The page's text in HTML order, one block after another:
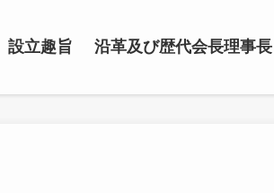
設立趣旨 沿革及び歴代会長理事長